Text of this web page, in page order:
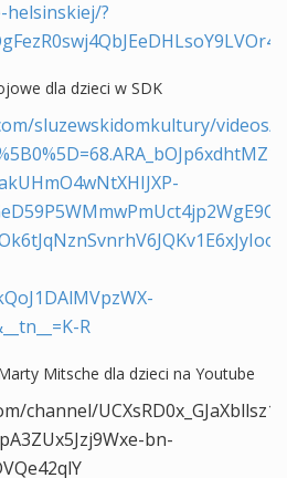
?
dla dzieci w SDK
sluzewskidomkultury/videos/
R
Mitsche dla dzieci na Youtube
channel/
bn-